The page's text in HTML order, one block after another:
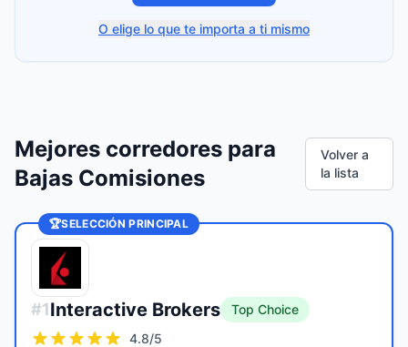
O elige lo que te importa a ti mismo
Mejores corredores para
Bajas Comisiones
Volver a
la lista
🏆SELECCIÓN PRINCIPAL
#1Interactive Brokers
Top Choice
4.8/5